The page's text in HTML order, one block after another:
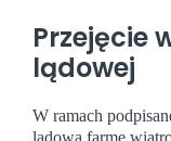
Przejęcie
lądowej
W ramach
lądową farmę